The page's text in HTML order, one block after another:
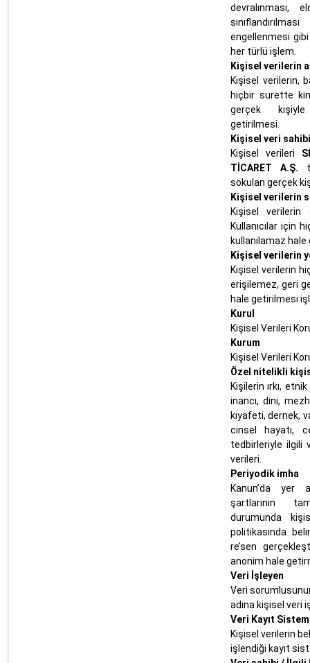
devralınması,
engellenmesi
her türlü işlem.
Kişisel verilerin
Kişisel verilerin,
hiçbir surette
gerçek kişiyle
getirilmesi.
Kişisel veri sahibi
Kişisel verileri
TİCARET A.Ş.
sokulan gerçek
Kişisel verilerin
Kişisel verilerin
Kullanıcılar için
kullanılamaz
Kişisel verilerin
Kişisel verilerin
erişilemez, geri
hale getirilmesi
Kurul
Kişisel Verileri
Kurum
Kişisel Verileri
Özel nitelikli
Kişilerin ırkı,
inancı, dini,
kıyafeti, dernek,
cinsel hayatı,
tedbirleriyle ilgili
verileri.
Periyodik imha
Kanun’da yer
şartlarının
durumunda
politikasında
re’sen
anonim hale
Veri İşleyen
Veri
adına kişisel veri
Veri Kayıt
Kişisel verilerin
işlendiği kayıt